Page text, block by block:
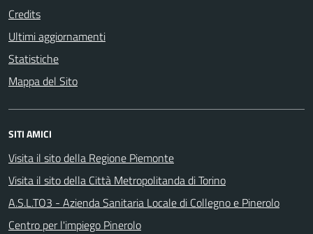
Credits
Ultimi aggiornamenti
Statistiche
Mappa del Sito
SITI AMICI
Visita il sito della Regione Piemonte
Visita il sito della Città Metropolitanda di Torino
A.S.L.TO3 - Azienda Sanitaria Locale di Collegno e Pinerolo
Centro per l'impiego Pinerolo